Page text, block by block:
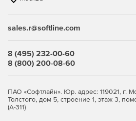
связанные с соблюдением
Безопасность
рабочих столов
sales.r@softline.com
8 (495) 232-00-60
8 (800) 200-08-60
ПАО «Софтлайн». Юр. адрес: 119021, г.
Толстого, дом 5, строение 1, этаж 3,
(А-311)